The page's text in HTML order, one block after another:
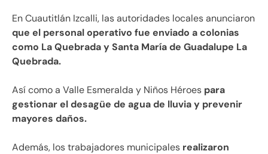
En Cuautitlán Izcalli, las autoridades locales anunciaron
que el personal operativo fue enviado a colonias
como La Quebrada y Santa María de Guadalupe La
Quebrada.
Así como a Valle Esmeralda y Niños Héroes para
gestionar el desagüe de agua de lluvia y prevenir
mayores daños.
Además, los trabajadores municipales realizaron